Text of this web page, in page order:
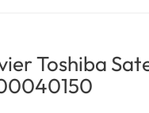
Toshiba